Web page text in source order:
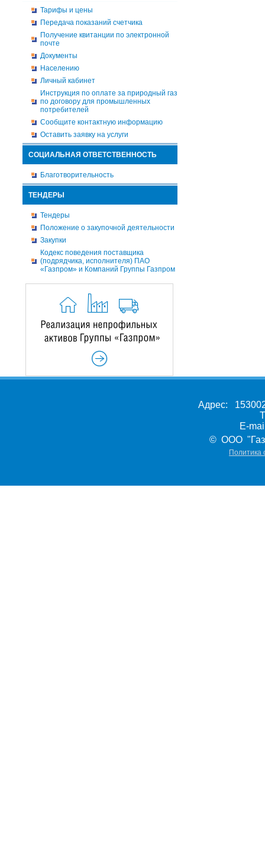
Тарифы и цены
Передача показаний счетчика
Получение квитанции по электронной
почте
Документы
Населению
Личный кабинет
Инструкция по оплате за природный газ
по договору для промышленных
потребителей
Сообщите контактную информацию
Оставить заявку на услуги
СОЦИАЛЬНАЯ ОТВЕТСТВЕННОСТЬ
Благотворительность
ТЕНДЕРЫ
Тендеры
Положение о закупочной деятельности
Закупки
Кодекс поведения поставщика
(подрядчика, исполнителя) ПАО
«Газпром» и Компаний Группы Газпром
Адрес:
E-
© ООО
Политика